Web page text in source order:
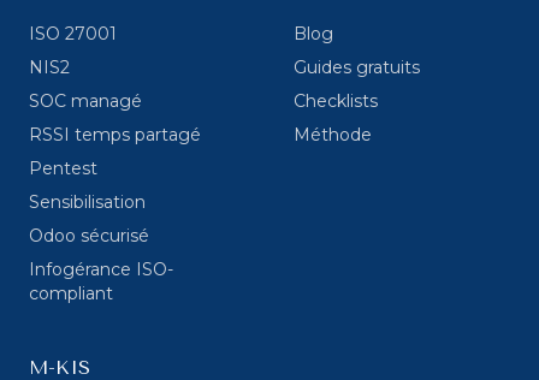
ISO 27001
NIS2
SOC managé
RSSI temps partagé
Pentest
Sensibilisation
Odoo sécurisé
Infogérance ISO-
compliant
Blog
Guides gratuits
Checklists
Méthode
M-KIS